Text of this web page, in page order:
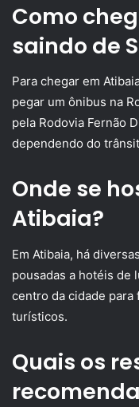
Como
saindo de
Para chegar em
pegar um ônibus na
pela Rodovia Fernão
dependendo do
Onde se
Atibaia?
Em Atibaia, há
pousadas a hotéis de
centro da cidade para
turísticos.
Quais os